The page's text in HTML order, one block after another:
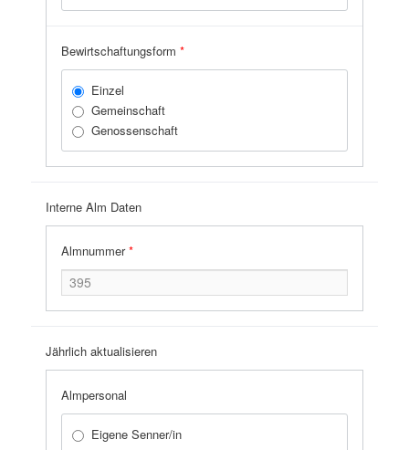
Bewirtschaftungsform*
Einzel
Gemeinschaft
Genossenschaft
Interne Alm Daten
Almnummer*
Jährlich aktualisieren
Almpersonal
Eigene Senner/in